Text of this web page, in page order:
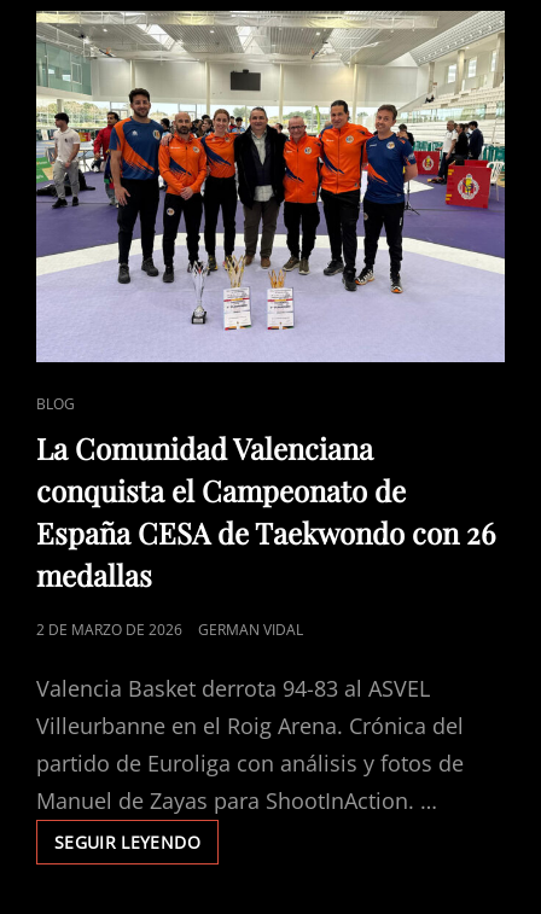
LA
CATEGORÍA
ABSOLUTA
ENLACES
DE
CATEGORÍAS
BLOG
La Comunidad Valenciana
conquista el Campeonato de
España CESA de Taekwondo con 26
medallas
PUBLICADO
2 DE MARZO DE 2026 GERMAN VIDAL
Valencia Basket derrota 94-83 al ASVEL
Villeurbanne en el Roig Arena. Crónica del
partido de Euroliga con análisis y fotos de
Manuel de Zayas para ShootInAction. …
SEGUIR LEYENDOLA
COMUNIDAD